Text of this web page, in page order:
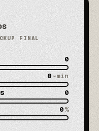
FINAL
0
0~min
0
0%